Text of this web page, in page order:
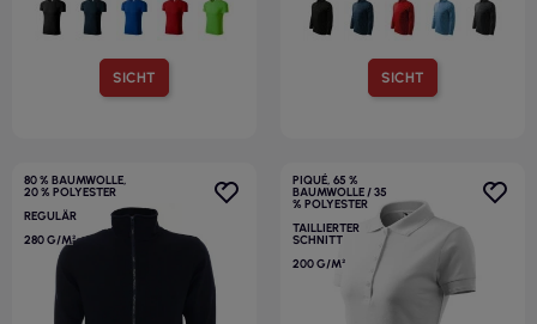
SICHT SICHT
80 % BAUMWOLLE,
20 % POLYESTER
REGULÄR
280 G/M²
PIQUÉ, 65 %
BAUMWOLLE / 35
% POLYESTER
TAILLIERTER
SCHNITT
200 G/M²